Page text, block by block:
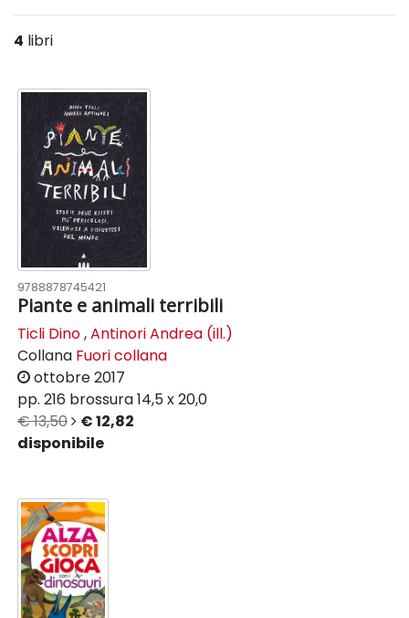
4 libri
9788878745421
Piante e animali terribili
Ticli Dino,Antinori Andrea (ill.)
Collana Fuori collana
ottobre 2017
pp. 216 brossura14,5 x 20,0
€ 13,50
€ 12,82
disponibile